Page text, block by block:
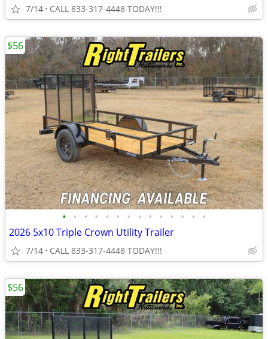
7/14 CALL 833-317-4448 TODAY!!!
• • • • • • • • • • • • • •
2026 5x10 Triple Crown Utility Trailer
7/14 CALL 833-317-4448 TODAY!!!
$56
$56